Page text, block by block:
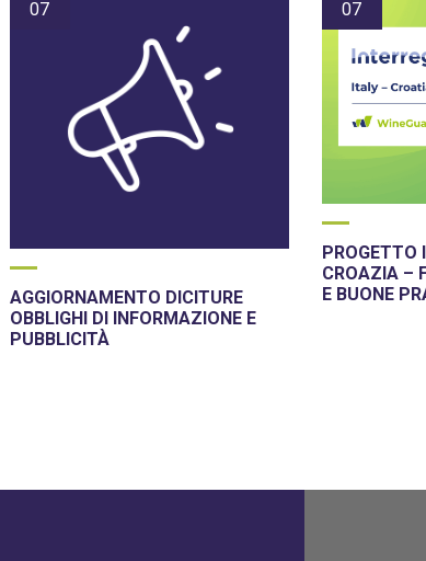
07
AGGIORNAMENTO DICITURE
OBBLIGHI DI INFORMAZIONE E
PUBBLICITÀ
07
PROGETTO
CROAZIA –
E BUONE